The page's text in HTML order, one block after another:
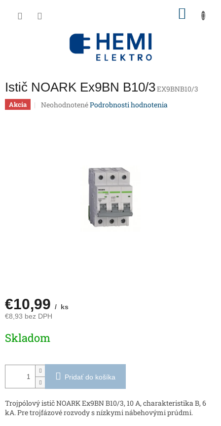
Istič NOARK Ex9BN B10/3EX9BNB10/3
Akcia
Priemerné
NeohodnotenéPodrobnosti hodnotenia
€10,99 / ks
€8,93 bez DPH
cena:
Skladom
Pridať do košíka
Trojpólový istič NOARK Ex9BN B10/3, 10 A, charakteristika B, 6
kA. Pre trojfázové rozvody s nízkymi nábehovými prúdmi.